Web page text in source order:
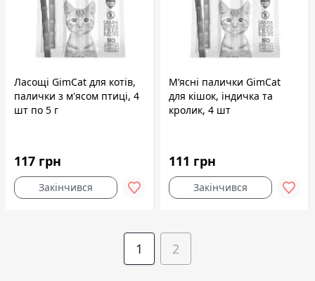
Ласощі GimCat для котів,
палички з м'ясом птиці, 4
шт по 5 г
117 грн
Закінчився
М’ясні палички GimCat
для кішок, індичка та
кролик, 4 шт
111 грн
Закінчився
1 2